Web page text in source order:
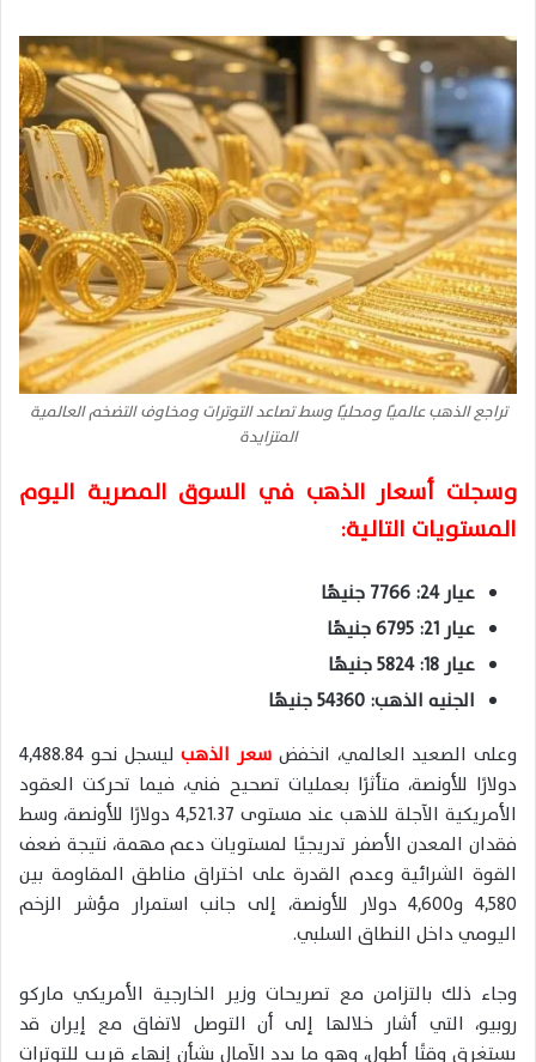
تراجع الذهب عالميًا ومحليًا وسط تصاعد التوترات ومخاوف التضخم العالمية
المتزايدة
وسجلت أسعار الذهب في السوق المصرية اليوم
المستويات التالية:
عيار 24: 7766 جنيهًا
عيار 21: 6795 جنيهًا
عيار 18: 5824 جنيهًا
الجنيه الذهب: 54360 جنيهًا
وعلى الصعيد العالمي، انخفض سعر الذهب
ليسجل نحو 4,488.84
دولارًا للأونصة، متأثرًا بعمليات تصحيح فني، فيما تحركت العقود
الأمريكية الآجلة للذهب عند مستوى 4,521.37 دولارًا للأونصة، وسط
فقدان المعدن الأصفر تدريجيًا لمستويات دعم مهمة، نتيجة ضعف
القوة الشرائية وعدم القدرة على اختراق مناطق المقاومة بين
4,580 و4,600 دولار للأونصة، إلى جانب استمرار مؤشر الزخم
اليومي داخل النطاق السلبي.
وجاء ذلك بالتزامن مع تصريحات وزير الخارجية الأمريكي ماركو
روبيو، التي أشار خلالها إلى أن التوصل لاتفاق مع إيران قد
يستغرق وقتًا أطول، وهو ما بدد الآمال بشأن إنهاء قريب للتوترات